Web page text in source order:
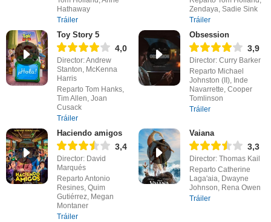
Hathaway
Tráiler
Zendaya, Sadie Sink
Tráiler
Toy Story 5
4,0
Director: Andrew
Stanton, McKenna
Harris
Reparto Tom Hanks,
Tim Allen, Joan
Cusack
Tráiler
Obsession
3,9
Director: Curry Barker
Reparto Michael
Johnston (II), Inde
Navarrette, Cooper
Tomlinson
Tráiler
Haciendo amigos
3,4
Director: David
Marqués
Reparto Antonio
Resines, Quim
Gutiérrez, Megan
Montaner
Tráiler
Vaiana
3,3
Director: Thomas Kail
Reparto Catherine
Laga'aia, Dwayne
Johnson, Rena Owen
Tráiler